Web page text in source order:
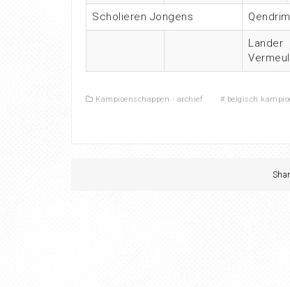
Scholieren Jongens
Lander
Kampioenschappen - archief # belgisch